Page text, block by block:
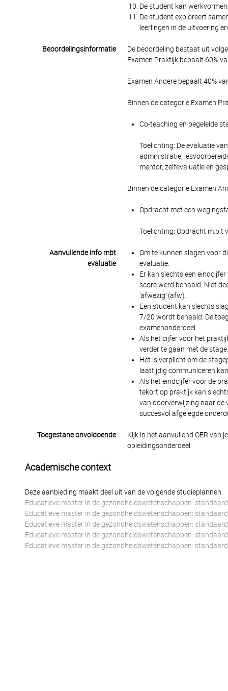
De student kan
De student exploreert
leerlingen in de uitvoering
Beoordelingsinformatie
De beoordeling bestaat uit
Examen Praktijk bepaalt 60%
Examen Andere bepaalt 40%
Binnen de categorie Examen
Co-teaching en begeleide
Toelichting: De evaluatie
administratie,
mentor, zelfevaluatie en
Binnen de categorie Examen
Opdracht met een
Toelichting: Opdracht m.b.t
Aanvullende info mbt
evaluatie
Om te kunnen slagen voor
evaluatie.
Er kan slechts een
score werd behaald. Niet
'afwezig’ (afw).
Een student kan slechts
7/20 wordt behaald. De
examenonderdeel.
Als het cijfer voor het
verder te gaan met de
Het is verplicht om de
laattijdig communiceren
Als het eindcijfer voor de
tekort op praktijk kan
van doorverwijzing naar de
succesvol afgelegde
Toegestane onvoldoende
Kijk in het aanvullend OER van
opleidingsonderdeel.
Academische context
Deze aanbieding maakt deel uit van de volgende studieplannen:
Educatieve master in de gezondheidswetenschappen:
Educatieve master in de gezondheidswetenschappen:
Educatieve master in de gezondheidswetenschappen:
Educatieve master in de gezondheidswetenschappen:
Educatieve master in de gezondheidswetenschappen: